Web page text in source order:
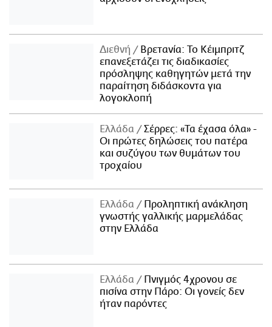
Διεθνή
Βρετανία: Το Κέιμπριτζ
επανεξετάζει τις διαδικασίες
πρόσληψης καθηγητών μετά την
παραίτηση διδάσκοντα για
λογοκλοπή
Ελλάδα
Σέρρες: «Τα έχασα όλα» -
Οι πρώτες δηλώσεις του πατέρα
και συζύγου των θυμάτων του
τροχαίου
Ελλάδα
Προληπτική ανάκληση
γνωστής γαλλικής μαρμελάδας
στην Ελλάδα
Ελλάδα
Πνιγμός 4χρονου σε
πισίνα στην Πάρο: Οι γονείς δεν
ήταν παρόντες